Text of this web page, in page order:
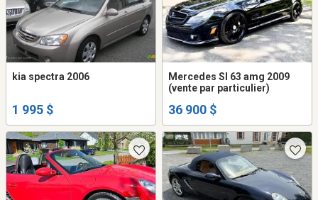
kia spectra 2006
1 995 $
Mercedes Sl 63 amg 2009
(vente par particulier)
36 900 $